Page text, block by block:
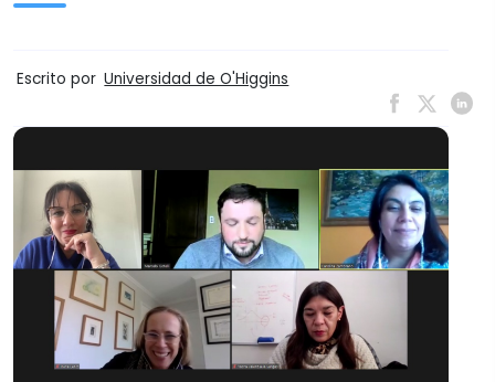
Escrito por Universidad de O'Higgins